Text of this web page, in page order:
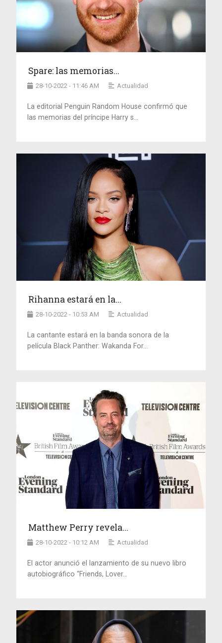
Spare: las memorias...
28-10-2022 - 11:46 AM Actualidad
La editorial Penguin Random House confirmó que
las memorias del príncipe Harry s...
Rihanna estará en la...
28-10-2022 - 10:53 AM Actualidad
La cantante estará en la banda sonora de la
película Black Panther: Wakanda For...
Matthew Perry revela...
28-10-2022 - 10:12 AM Actualidad
El actor anunció el lanzamiento de su nuevo libro
autobiográfico “Friends, Lover...